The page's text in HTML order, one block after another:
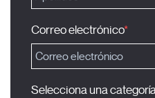
Correo electrónico
Selecciona una categoría